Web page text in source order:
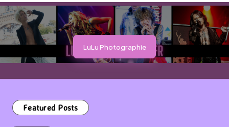
LuLu Photographie
Featured Posts